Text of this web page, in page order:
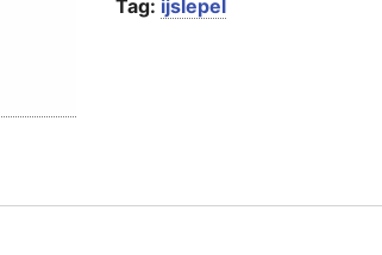
Tag: ijslepel